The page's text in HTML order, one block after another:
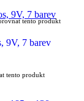
tento produkt
9V, 7 barev
tento produkt